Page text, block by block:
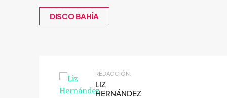
DISCO BAHÍA
REDACCIÓN:
LIZ
HERNÁNDEZ